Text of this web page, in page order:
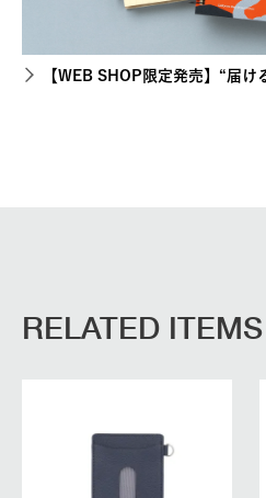
【WEB SHOP限定発売】“届け
RELATED ITEMS